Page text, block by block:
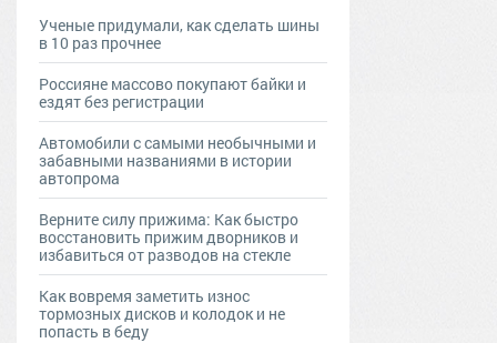
Ученые придумали, как сделать шины
в 10 раз прочнее
Россияне массово покупают байки и
ездят без регистрации
Автомобили с самыми необычными и
забавными названиями в истории
автопрома
Верните силу прижима: Как быстро
восстановить прижим дворников и
избавиться от разводов на стекле
Как вовремя заметить износ
тормозных дисков и колодок и не
попасть в беду